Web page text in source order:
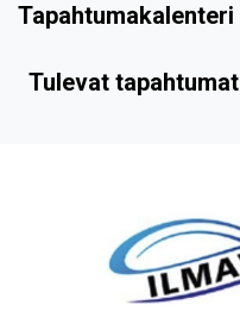
Tapahtumakalenteri
Tulevat tapahtumat